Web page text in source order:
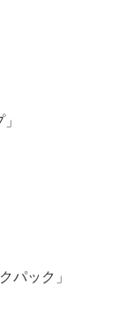
パック」